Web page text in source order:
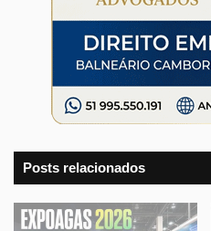
Posts relacionados